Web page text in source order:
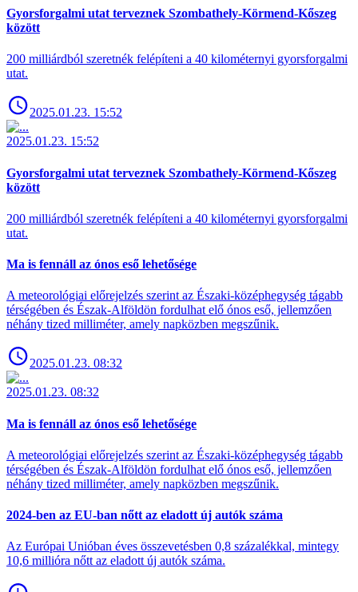
Gyorsforgalmi utat terveznek Szombathely-Körmend-Kőszeg
között
200 milliárdból szeretnék felépíteni a 40 kilométernyi gyorsforgalmi
utat.
2025.01.23. 15:52
2025.01.23. 15:52
Gyorsforgalmi utat terveznek Szombathely-Körmend-Kőszeg
között
200 milliárdból szeretnék felépíteni a 40 kilométernyi gyorsforgalmi
utat.
Ma is fennáll az ónos eső lehetősége
A meteorológiai előrejelzés szerint az Északi-középhegység tágabb
térségében és Észak-Alföldön fordulhat elő ónos eső, jellemzően
néhány tized milliméter, amely napközben megszűnik.
2025.01.23. 08:32
2025.01.23. 08:32
Ma is fennáll az ónos eső lehetősége
A meteorológiai előrejelzés szerint az Északi-középhegység tágabb
térségében és Észak-Alföldön fordulhat elő ónos eső, jellemzően
néhány tized milliméter, amely napközben megszűnik.
2024-ben az EU-ban nőtt az eladott új autók száma
Az Európai Unióban éves összevetésben 0,8 százalékkal, mintegy
10,6 millióra nőtt az eladott új autók száma.